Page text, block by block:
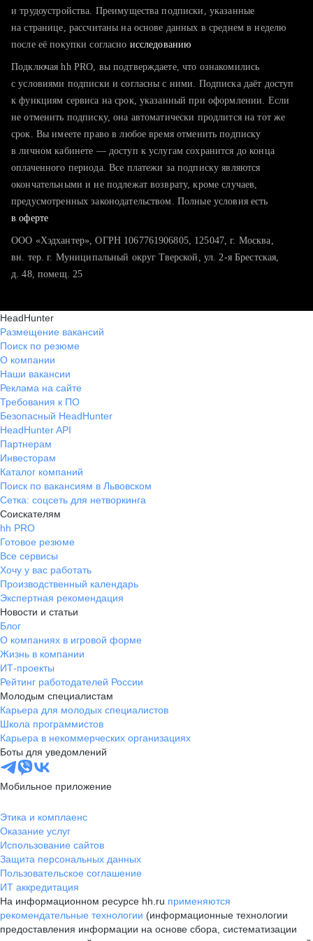
тратите много времени на поиск и вручную поднимаете
хотите сравнить себя с конкурентами и оценить шансы
и трудоустройства. Преимущества подписки, указанные
на странице, рассчитаны на основе данных в среднем в неделю
после её покупки согласно исследованию
Подключая hh PRO, вы подтверждаете, что ознакомились
с условиями подписки и согласны с ними. Подписка даёт доступ
к функциям сервиса на срок, указанный при оформлении. Если
не отменить подписку, она автоматически продлится на тот же
срок. Вы имеете право в любое время отменить подписку
в личном кабинете — доступ к услугам сохранится до конца
оплаченного периода. Все платежи за подписку являются
окончательными и не подлежат возврату, кроме случаев,
предусмотренных законодательством. Полные условия есть
в оферте
ООО «Хэдхантер», ОГРН 1067761906805, 125047, г. Москва,
вн. тер. г. Муниципальный округ Тверской, ул. 2-я Брестская,
д. 48, помещ. 25
HeadHunter
Размещение вакансий
Поиск по резюме
О компании
Наши вакансии
Реклама на сайте
Требования к ПО
Безопасный HeadHunter
HeadHunter API
Партнерам
Инвесторам
Каталог компаний
Поиск по вакансиям в Львовском
Сетка: соцсеть для нетворкинга
Соискателям
hh PRO
Готовое резюме
Все сервисы
Хочу у вас работать
Производственный календарь
Экспертная рекомендация
Новости и статьи
Блог
О компаниях в игровой форме
Жизнь в компании
ИТ-проекты
Рейтинг работодателей России
Молодым специалистам
Карьера для молодых специалистов
Школа программистов
Карьера в некоммерческих организациях
Боты для уведомлений
Мобильное приложение
Этика и комплаенс
Оказание услуг
Использование сайтов
Защита персональных данных
Пользовательское соглашение
ИТ аккредитация
На информационном ресурсе hh.ru применяются
рекомендательные технологии (информационные технологии
предоставления информации на основе сбора, систематизации